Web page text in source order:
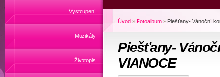
Vystoupení
Muzikály
Životopis
Úvod » Fotoalbum » Piešťany- Vánoční
Piešťany-
VIANOCE